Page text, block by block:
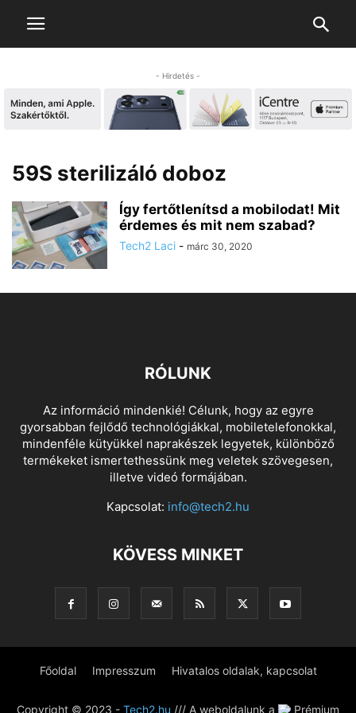
- Hirdetés -
59S sterilizáló doboz
Így fertőtlenítsd a mobilodat! Mit
érdemes és mit nem szabad?
Tech2 Laci - márc 30, 2020
RÓLUNK
Az információ mindenkié! Célunk, hogy az egyre
gyorsabban fejlődő technológiákkal, mobiletelefonokkal,
mindenféle kütyükkel naprakészek legyetek, különböző
termékeket ismertethessünk meg veletek szövegesen,
illetve videó formájában.
Kapcsolat: info@tech2.hu
KÖVESS MINKET
Főoldal Impresszum Hivatalos oldalak, kapcsolat
Copyright © 2023 - Tech2.hu /// A weboldalunk a Prémium